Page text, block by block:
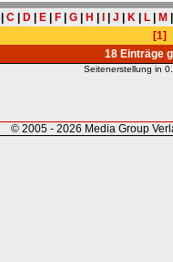
C D E F G H J K L M
[1]
18 Einträge
Seitenerstellung in
© 2005 - 2026 Media Group